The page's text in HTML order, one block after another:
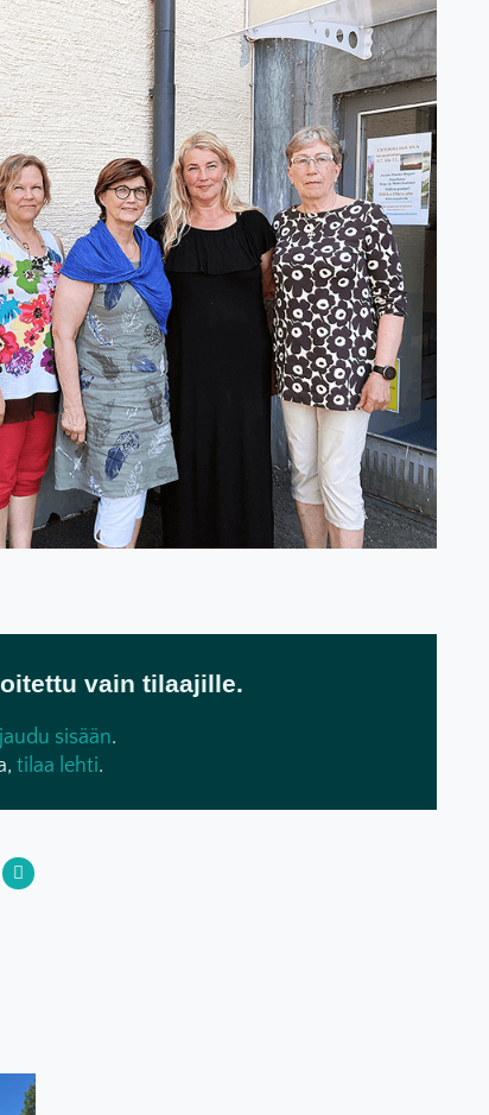
vain tilaajille.
sisään.
tilaa lehti.